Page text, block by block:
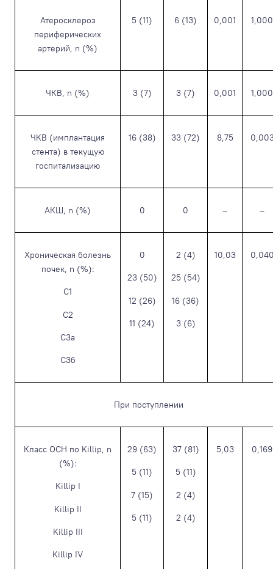
Атеросклероз
периферических
артерий, n (%)
5 (11) 6 (13) 0,001 1,000
ЧКВ, n (%) 3 (7) 3 (7) 0,001 1,000
ЧКВ (имплантация
стента) в текущую
госпитализацию
16 (38) 33 (72) 8,75
АКШ, n (%) 0 0 – –
Хроническая болезнь
почек, n (%):
С1
С2
С3а
С3б
0
23 (50)
12 (26)
11 (24)
2 (4)
25 (54)
16 (36)
3 (6)
10,03
При поступлении
Класс ОСН по Killip, n
(%):
Killip I
Killip II
Killip III
Killip IV
29 (63)
5 (11)
7 (15)
5 (11)
37 (81)
5 (11)
2 (4)
2 (4)
5,03 0,169